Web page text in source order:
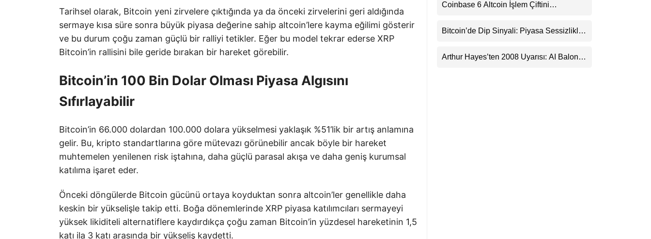
LinkedIn
Telegram
Tarihsel olarak, Bitcoin yeni zirvelere çıktığında ya da önceki zirvelerini geri aldığında
sermaye kısa süre sonra büyük piyasa değerine sahip altcoin’lere kayma eğilimi gösterir
ve bu durum çoğu zaman güçlü bir ralliyi tetikler. Eğer bu model tekrar ederse XRP
Bitcoin’in rallisini bile geride bırakan bir hareket görebilir.
Bitcoin’in 100 Bin Dolar Olması Piyasa Algısını
Sıfırlayabilir
Bitcoin’in 66.000 dolardan 100.000 dolara yükselmesi yaklaşık %51’lik bir artış anlamına
gelir. Bu, kripto standartlarına göre mütevazı görünebilir ancak böyle bir hareket
muhtemelen yenilenen risk iştahına, daha güçlü parasal akışa ve daha geniş kurumsal
katılıma işaret eder.
Önceki döngülerde Bitcoin gücünü ortaya koyduktan sonra altcoin’ler genellikle daha
keskin bir yükselişle takip etti. Boğa dönemlerinde XRP piyasa katılımcıları sermayeyi
yüksek likiditeli alternatiflere kaydırdıkça çoğu zaman Bitcoin’in yüzdesel hareketinin 1,5
katı ila 3 katı arasında bir yükseliş kaydetti.
Coinbase 6 Altcoin İşlem Çiftini
Bitcoin’de Dip Sinyali: Piyasa Sessizlikle
Arthur Hayes’ten 2008 Uyarısı: AI Balonu